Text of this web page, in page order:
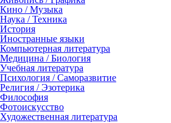
Кино / Музыка
Наука / Техника
История
Иностранные языки
Компьютерная литература
Медицина / Биология
Учебная литература
Психология / Саморазвитие
Религия / Эзотерика
Философия
Фотоискусство
Художественная литература